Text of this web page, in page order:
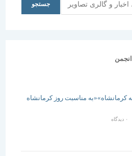
جستجو
مناسبت روز کرمانشاه